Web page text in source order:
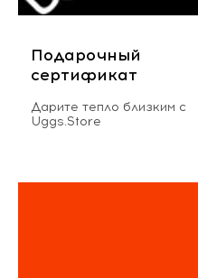
Подарочный
сертификат
Дарите тепло близким с
Uggs.Store